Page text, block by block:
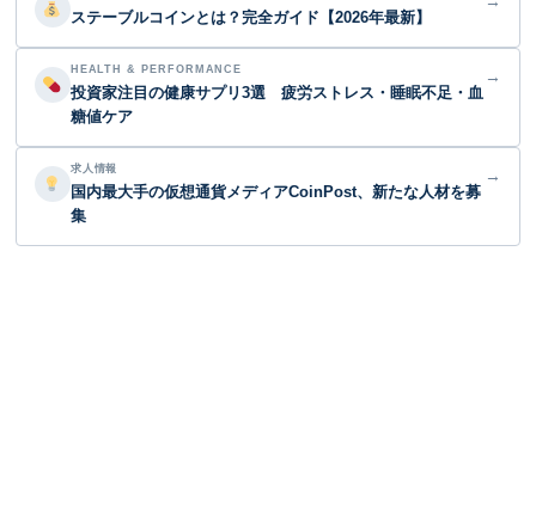
ステーブルコインとは？完全ガイド【2026年最新】
HEALTH & PERFORMANCE
投資家注目の健康サプリ3選 疲労ストレス・睡眠不足・血
糖値ケア
→
求人情報
国内最大手の仮想通貨メディアCoinPost、新たな人材を募
集
→